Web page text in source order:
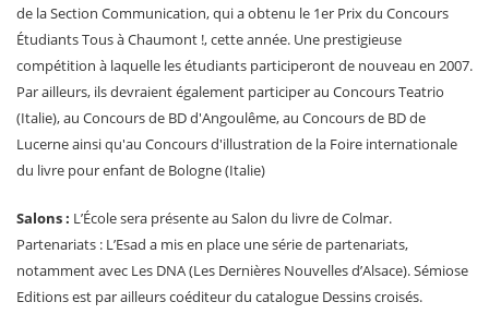
de la Section Communication, qui a obtenu le 1er Prix du Concours
Étudiants Tous à Chaumont !, cette année. Une prestigieuse
compétition à laquelle les étudiants participeront de nouveau en 2007.
Par ailleurs, ils devraient également participer au Concours Teatrio
(Italie), au Concours de BD d'Angoulême, au Concours de BD de
Lucerne ainsi qu'au Concours d'illustration de la Foire internationale
du livre pour enfant de Bologne (Italie)
Salons : L’École sera présente au Salon du livre de Colmar.
Partenariats : L’Esad a mis en place une série de partenariats,
notamment avec Les DNA (Les Dernières Nouvelles d’Alsace). Sémiose
Editions est par ailleurs coéditeur du catalogue Dessins croisés.